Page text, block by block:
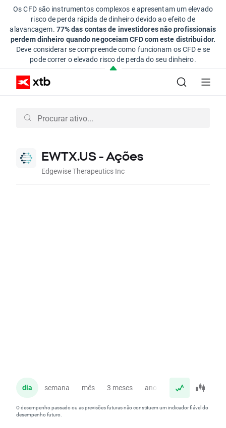
Os CFD são instrumentos complexos e apresentam um elevado
risco de perda rápida de dinheiro devido ao efeito de
alavancagem. 77% das contas de investidores não profissionais
perdem dinheiro quando negoceiam CFD com este distribuidor.
Deve considerar se compreende como funcionam os CFD e se
pode correr o elevado risco de perda do seu dinheiro.
EWTX.US - Ações
Edgewise Therapeutics Inc
dia semana mês 3 meses ano
O desempenho passado ou as previsões futuras não constituem um indicador fiável do
desempenho futuro.